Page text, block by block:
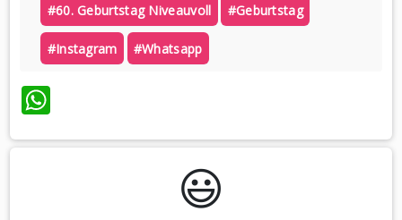
#60. Geburtstag Niveauvoll #geburtstag
#instagram #whatsapp
WhatsApp
😃️